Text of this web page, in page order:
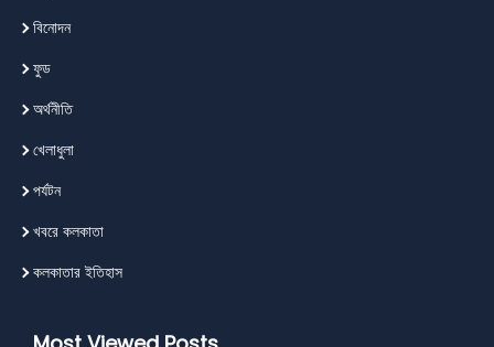
বিনোদন
ফুড
অর্থনীতি
খেলাধুলা
পর্যটন
খবরে কলকাতা
কলকাতার ইতিহাস